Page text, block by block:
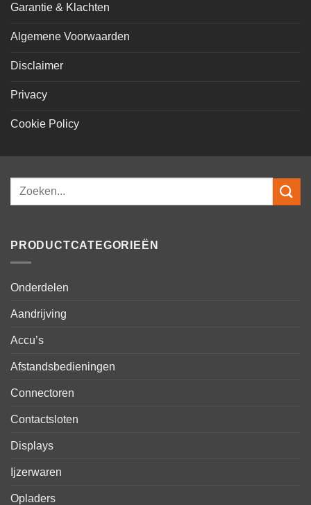
Garantie & Klachten
Algemene Voorwaarden
Disclaimer
Privacy
Cookie Policy
Zoeken
PRODUCTCATEGORIEËN
Onderdelen
Aandrijving
Accu’s
Afstandsbedieningen
Connectoren
Contactsloten
Displays
Ijzerwaren
Opladers